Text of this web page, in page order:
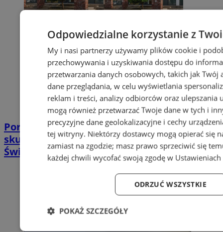
Poradnia leczenia ran przewlekłych -
skuteczna terapia trudno gojących się ran |
Świętochłowice
Odpowiedzialne korzystanie z
My i nasi partnerzy używamy plików cookie i
przechowywania i uzyskiwania dostępu do
przetwarzania danych osobowych, takich jak
dane przeglądania, w celu wyświetlania
reklam i treści, analizy odbiorców oraz ulepszania
mogą również przetwarzać Twoje dane w tych i
precyzyjne dane geolokalizacyjne i cechy
tej witryny. Niektórzy dostawcy mogą opierać się
zamiast na zgodzie; masz prawo sprzeciwić się
każdej chwili wycofać swoją zgodę w
ODRZUĆ WSZYSTKIE
POKAŻ SZCZEGÓŁY